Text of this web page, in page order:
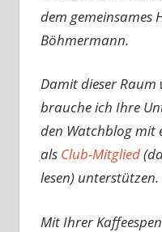
dem gemeinsames
Böhmermann.
Damit dieser Raum
brauche ich Ihre
den Watchblog mit
als Club-Mitglied
lesen) unterstützen.
Mit Ihrer